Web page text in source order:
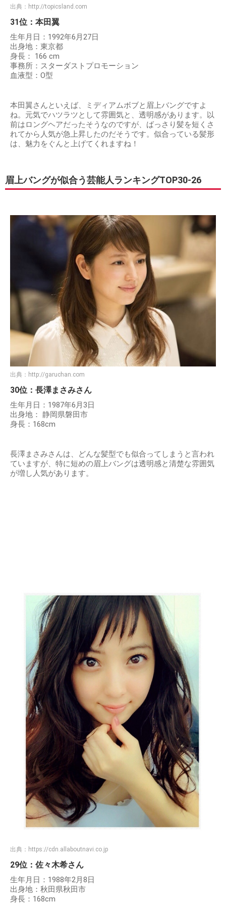
出典： http://topicsland.com
31位：本田翼
生年月日：1992年6月27日
出身地：東京都
身長： 166 cm
事務所：スターダストプロモーション
血液型：O型
本田翼さんといえば、ミディアムボブと眉上バングですよ
ね。元気でハツラツとして雰囲気と、透明感があります。以
前はロングヘアだったそうなのですが、ばっさり髪を短くさ
れてから人気が急上昇したのだそうです。似合っている髪形
は、魅力をぐんと上げてくれますね！
眉上バングが似合う芸能人ランキングTOP30-26
出典： http://garuchan.com
30位：長澤まさみさん
生年月日：1987年6月3日
出身地： 静岡県磐田市
身長：168cm
長澤まさみさんは、どんな髪型でも似合ってしまうと言われ
ていますが、特に短めの眉上バングは透明感と清楚な雰囲気
が増し人気があります。
出典： https://cdn.allaboutnavi.co.jp
29位：佐々木希さん
生年月日：1988年2月8日
出身地：秋田県秋田市
身長：168cm